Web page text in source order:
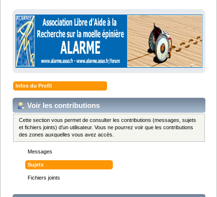
Infos du Profil
Voir les contributions
Cette section vous permet de consulter les contributions (messages, sujets
et fichiers joints) d'un utilisateur. Vous ne pourrez voir que les contributions
des zones auxquelles vous avez accès.
Messages
Sujets
Fichiers joints